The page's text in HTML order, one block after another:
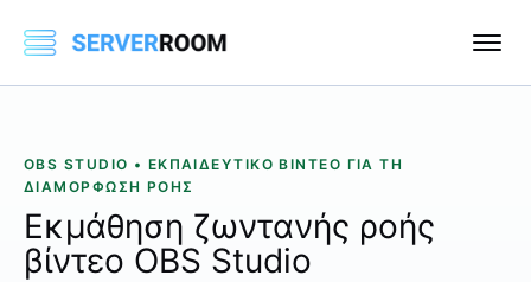
OBS STUDIO • ΕΚΠΑΙΔΕΥΤΙΚΌ ΒΊΝΤΕΟ ΓΙΑ ΤΗ
ΔΙΑΜΌΡΦΩΣΗ ΡΟΉΣ
Εκμάθηση ζωντανής ροής
βίντεο OBS Studio